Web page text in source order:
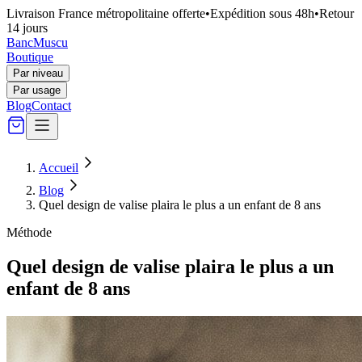
Livraison France métropolitaine offerte•Expédition sous 48h•Retour
14 jours
BancMuscu
Boutique
Par niveau
Par usage
BlogContact
Accueil
Blog
Quel design de valise plaira le plus a un enfant de 8 ans
Méthode
Quel design de valise plaira le plus a un
enfant de 8 ans